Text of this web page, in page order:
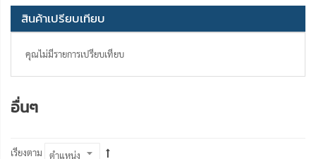
อื่นๆ
เรียงตาม
สินค้าเปรียบเทียบ
คุณไม่มีรายการเปรียบเทียบ